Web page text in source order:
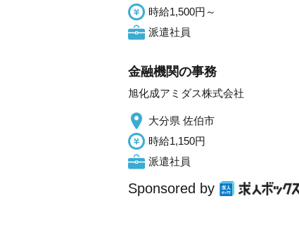
時給1,500円～
派遣社員
金融機関の事務
旭化成アミダス株式会社
大分県 佐伯市
時給1,150円
派遣社員
Sponsored by